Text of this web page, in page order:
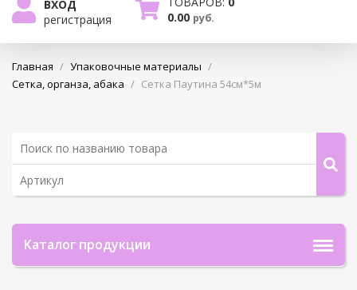
ВХОД
регистрация
0.00 руб.
Главная / Упаковочные материалы /
Сетка, органза, абака / Сетка Паутина 54см*5м
Каталог продукции